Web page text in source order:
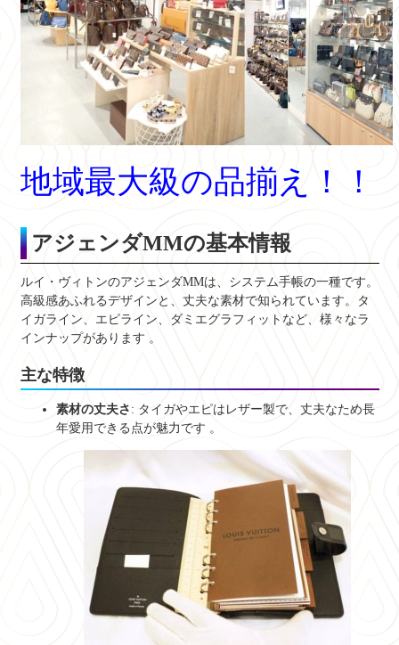
地域最大級の品揃え！！
アジェンダMMの基本情報
ルイ・ヴィトンのアジェンダMMは、システム手帳の一種です。
高級感あふれるデザインと、丈夫な素材で知られています。タ
イガライン、エピライン、ダミエグラフィットなど、様々なラ
インナップがあります 。
主な特徴
素材の丈夫さ : タイガやエピはレザー製で、丈夫なため長
年愛用できる点が魅力です 。